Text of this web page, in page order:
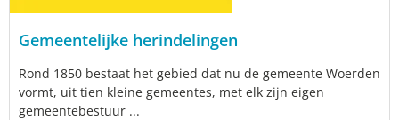
Gemeentelijke herindelingen
Rond 1850 bestaat het gebied dat nu de gemeente Woerden
vormt, uit tien kleine gemeentes, met elk zijn eigen
gemeentebestuur ...